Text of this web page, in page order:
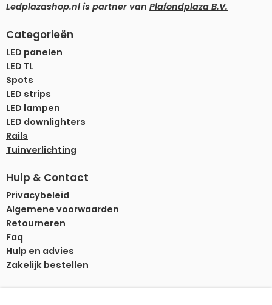
Ledplazashop.nl is partner van Plafondplaza B.V.
Categorieën
LED panelen
LED TL
Spots
LED strips
LED lampen
LED downlighters
Rails
Tuinverlichting
Hulp & Contact
Privacybeleid
Algemene voorwaarden
Retourneren
Faq
Hulp en advies
Zakelijk bestellen